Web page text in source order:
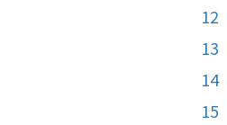
12
13
14
15